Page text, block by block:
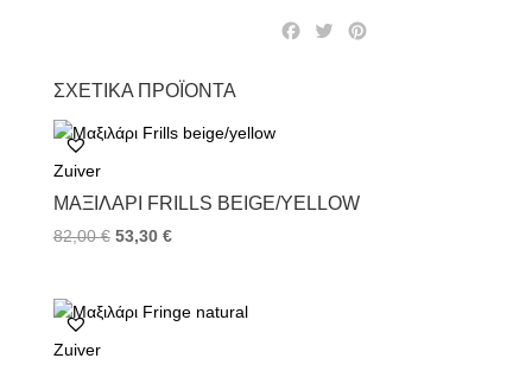
k
T
ΣΧΕΤΙΚΆ ΠΡΟΪΌΝΤΑ
Zuiver
ΜΑΞΙΛΆΡΙ FRILLS BEIGE/YELLOW
82,00€ 53,30 €
Zuiver